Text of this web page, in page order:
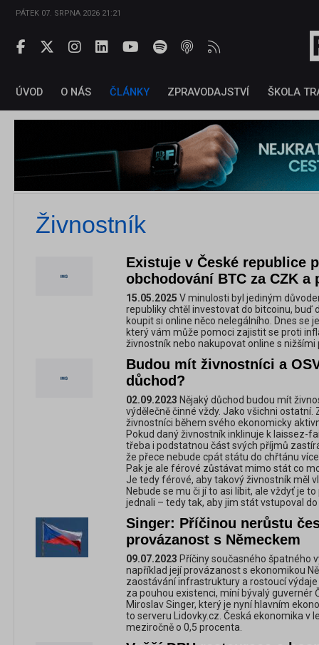
PÁTEK 07. SRPNA 2026 21:21
ÚVOD O NÁS ČLÁNKY ZPRAVODAJSTVÍ ŠKOLA
Živnostník
Existuje v České republice
obchodování BTC za CZK a
15.05.2025 V minulosti byl jediným
republiky chtěl investovat do bitcoinu, buď
koupit si online něco nelegálního. Dnes se
který vám může pomoci zajistit se proti
živnostník nebo nakupovat online s nižšími
Budou mít živnostníci a
důchod?
02.09.2023 Nějaký důchod budou mít
výdělečně činné vždy. Jako všichni
živnostníci během svého ekonomicky
Pokud daný živnostník inklinuje k laissez-
třeba i podstatnou část svých příjmů
že přece nebude cpát státu do chřtánu
Pak je ale férové zůstávat mimo stát co
Je tedy férové, aby takový živnostník měl
Nebude se mu či jí to asi líbit, ale vždyť je
jednali – tedy tak, aby jim stát vstupoval
Singer: Příčinou nerůstu
provázanost s Německem
09.07.2023 Příčiny současného špatného
například její provázanost s ekonomikou
zaostávání infrastruktury a rostoucí
za pouhou existenci, míní bývalý guvernér
Miroslav Singer, který je nyní hlavním
to serveru Lidovky.cz. Česká ekonomika v
meziročně o 0,5 procenta.